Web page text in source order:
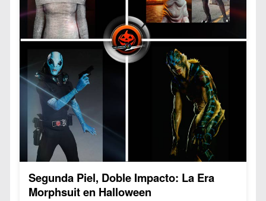
Hoy, este símbolo ha evolucionado desde sus
raíces mexicanas hasta convertirse en tendencia
global, apareciendo incluso en pasarelas de moda
como las de Gucci y Jean Paul Gaultier, que han
incorporado su estética en colecciones recientes.
Lo que comenzó como sátira social es ahora un
puente cultural que conecta tradiciones
mexicanas con celebraciones globales de
Halloween.
recrear personajes de diversos universos como:
Manga y anime japonés, Cómics occidentales,
Blockbusters cinematográficos y Videojuegos
icónicos.
Los orígenes del Cosplay en Halloween se
remontan a los años 70, cuando surgió en
convenciones de cómics y manga en Japón.
Curiosamente, el punto de inflexión ocurrió en
1984 cuando el reportero Nobuyuki Takahashi
en Los Ángeles.
Segunda Piel, Doble Impacto: La Era
Morphsuit en Halloween